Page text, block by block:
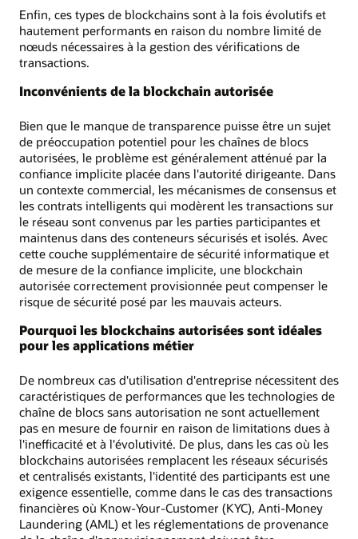
Enfin, ces types de blockchains sont à la fois évolutifs et
hautement performants en raison du nombre limité de
nœuds nécessaires à la gestion des vérifications de
transactions.
Inconvénients de la blockchain autorisée
Bien que le manque de transparence puisse être un sujet
de préoccupation potentiel pour les chaînes de blocs
autorisées, le problème est généralement atténué par la
confiance implicite placée dans l'autorité dirigeante. Dans
un contexte commercial, les mécanismes de consensus et
les contrats intelligents qui modèrent les transactions sur
le réseau sont convenus par les parties participantes et
maintenus dans des conteneurs sécurisés et isolés. Avec
cette couche supplémentaire de sécurité informatique et
de mesure de la confiance implicite, une blockchain
autorisée correctement provisionnée peut compenser le
risque de sécurité posé par les mauvais acteurs.
Pourquoi les blockchains autorisées sont idéales
pour les applications métier
De nombreux cas d'utilisation d'entreprise nécessitent des
caractéristiques de performances que les technologies de
chaîne de blocs sans autorisation ne sont actuellement
pas en mesure de fournir en raison de limitations dues à
l'inefficacité et à l'évolutivité. De plus, dans les cas où les
blockchains autorisées remplacent les réseaux sécurisés
et centralisés existants, l'identité des participants est une
exigence essentielle, comme dans le cas des transactions
financières où Know-Your-Customer (KYC), Anti-Money
Laundering (AML) et les réglementations de provenance